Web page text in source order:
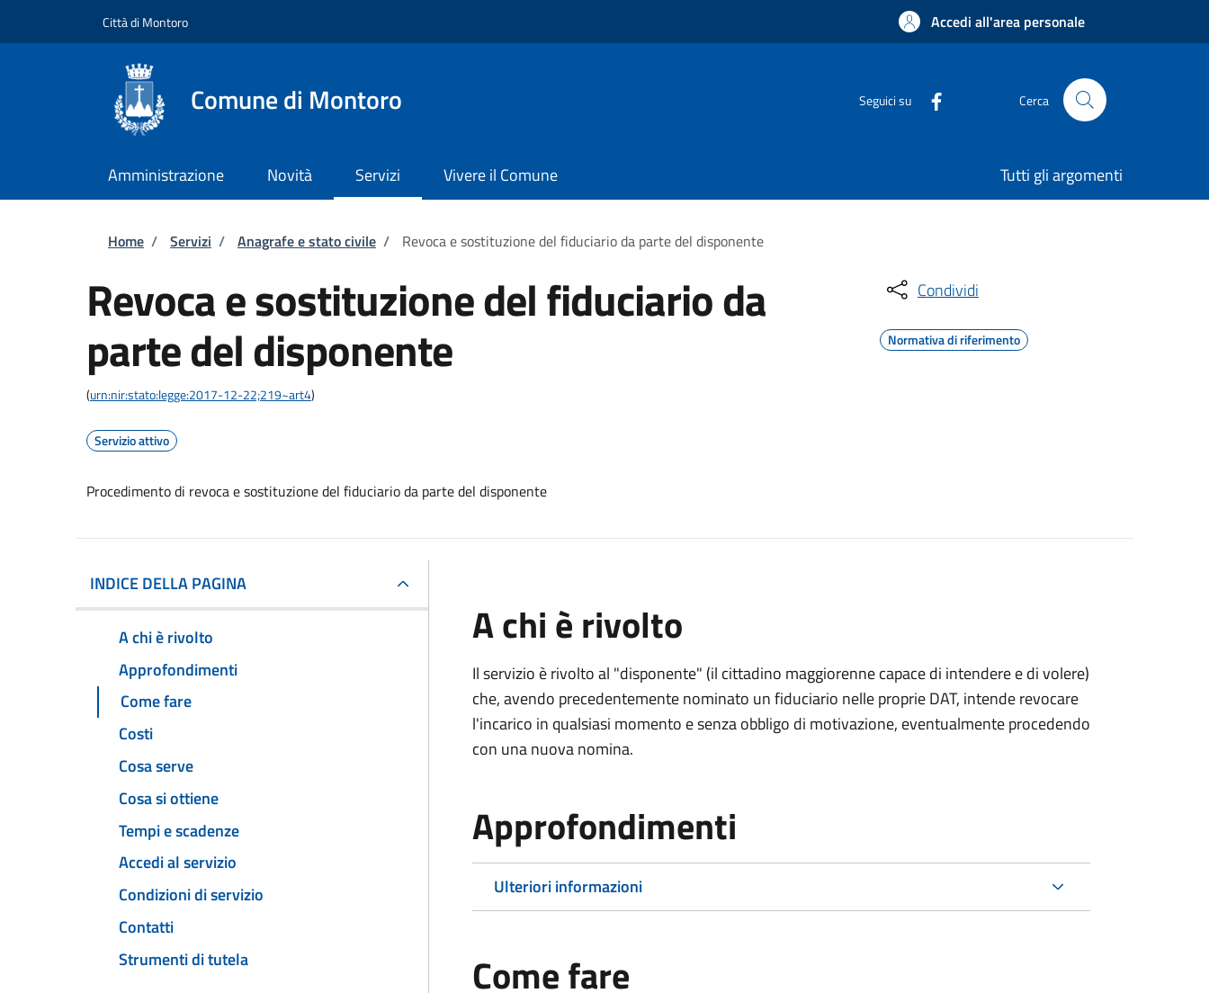
Città di Montoro Accedi all'area personale
Comune di Montoro Seguici su Cerca
Amministrazione Novità Servizi Vivere il Comune Tutti gli argomenti
Briciole di pane
Home / Servizi / Anagrafe e stato civile / Revoca e sostituzione del fiduciario da parte del disponente
Revoca e sostituzione del fiduciario da
parte del disponente
(urn:nir:stato:legge:2017-12-22;219~art4)
Servizio attivo
Procedimento di revoca e sostituzione del fiduciario da parte del disponente
Condividi
Normativa di riferimento
INDICE DELLA PAGINA
A chi è rivolto
Approfondimenti
Come fare
Costi
Cosa serve
Cosa si ottiene
Tempi e scadenze
Accedi al servizio
Condizioni di servizio
Contatti
Strumenti di tutela
A chi è rivolto
Il servizio è rivolto al "disponente" (il cittadino maggiorenne capace di intendere e di volere)
che, avendo precedentemente nominato un fiduciario nelle proprie DAT, intende revocare
l'incarico in qualsiasi momento e senza obbligo di motivazione, eventualmente procedendo
con una nuova nomina.
Approfondimenti
Ulteriori informazioni
Come fare